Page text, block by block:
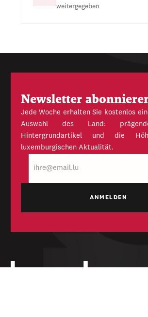
weitergegeben
Newsletter
Jede Woche erhalten Sie kostenlos
Auswahl des Land:
Hintergrundartikel und die
luxemburgischen Aktualität.
Mail